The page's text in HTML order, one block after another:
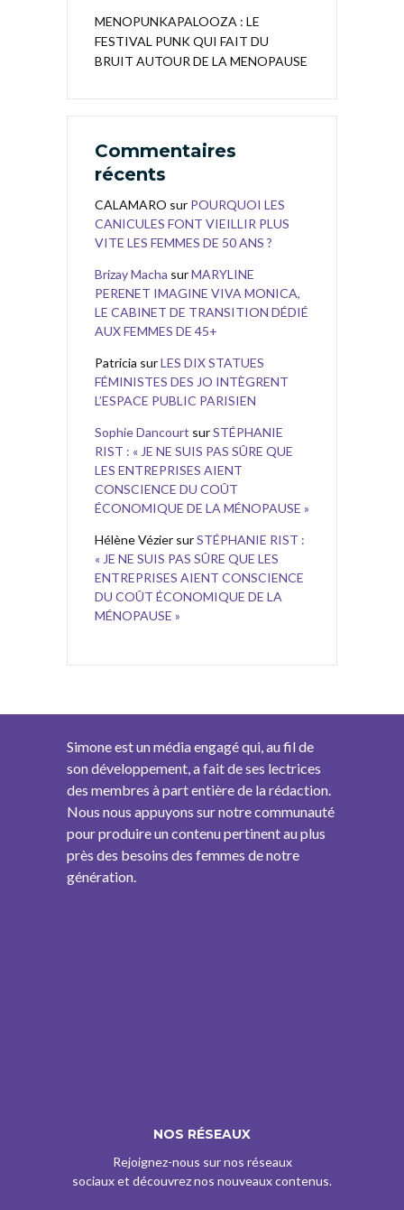
MENOPUNKAPALOOZA : LE
FESTIVAL PUNK QUI FAIT DU
BRUIT AUTOUR DE LA MENOPAUSE
Commentaires
récents
CALAMARO sur POURQUOI LES
CANICULES FONT VIEILLIR PLUS
VITE LES FEMMES DE 50 ANS ?
Brizay Macha surMARYLINE
PERENET IMAGINE VIVA MONICA,
LE CABINET DE TRANSITION DÉDIÉ
AUX FEMMES DE 45+
Patricia surLES DIX STATUES
FÉMINISTES DES JO INTÈGRENT
L’ESPACE PUBLIC PARISIEN
Sophie Dancourt surSTÉPHANIE
RIST : « JE NE SUIS PAS SÛRE QUE
LES ENTREPRISES AIENT
CONSCIENCE DU COÛT
ÉCONOMIQUE DE LA MÉNOPAUSE »
Hélène Vézier surSTÉPHANIE RIST :
« JE NE SUIS PAS SÛRE QUE LES
ENTREPRISES AIENT CONSCIENCE
DU COÛT ÉCONOMIQUE DE LA
MÉNOPAUSE »
Simone est un média engagé qui, au fil de
son développement, a fait de ses lectrices
des membres à part entière de la rédaction.
Nous nous appuyons sur notre communauté
pour produire un contenu pertinent au plus
près des besoins des femmes de notre
génération.
NOS RÉSEAUX
Rejoignez-nous sur nos réseaux
sociaux et découvrez nos nouveaux contenus.